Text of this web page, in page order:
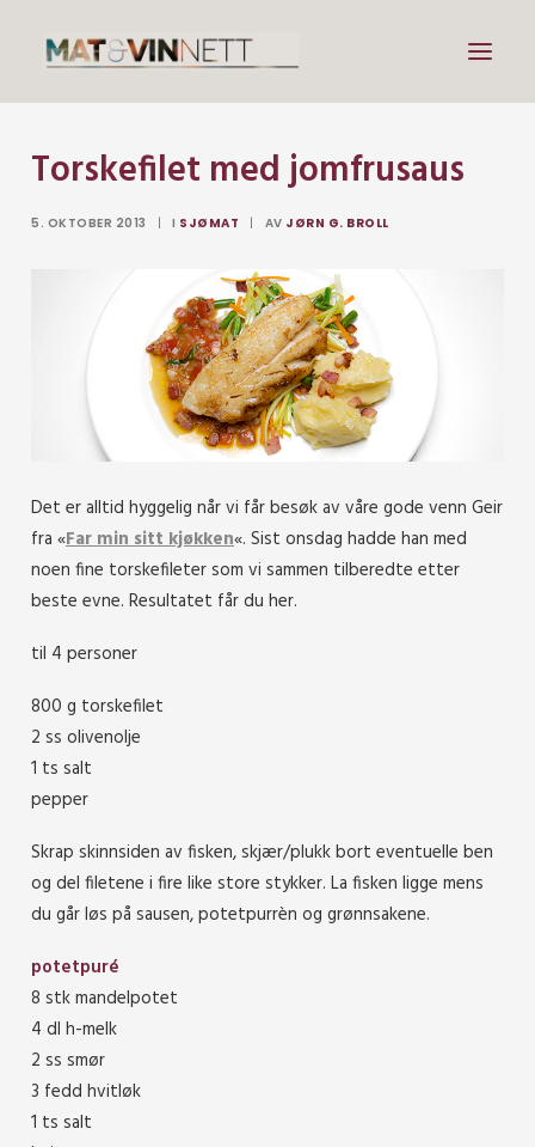
Mat
Search
Torskefilet med jomfrusaus
5. OKTOBER 2013 | I SJØMAT | AV JØRN G. BROLL
Det er alltid hyggelig når vi får besøk av våre gode venn Geir
fra «Far min sitt kjøkken«. Sist onsdag hadde han med
noen fine torskefileter som vi sammen tilberedte etter
beste evne. Resultatet får du her.
til 4 personer
800 g torskefilet
2 ss olivenolje
1 ts salt
pepper
Skrap skinnsiden av fisken, skjær/plukk bort eventuelle ben
og del filetene i fire like store stykker. La fisken ligge mens
du går løs på sausen, potetpurrèn og grønnsakene.
potetpuré
8 stk mandelpotet
4 dl h-melk
2 ss smør
3 fedd hvitløk
1 ts salt